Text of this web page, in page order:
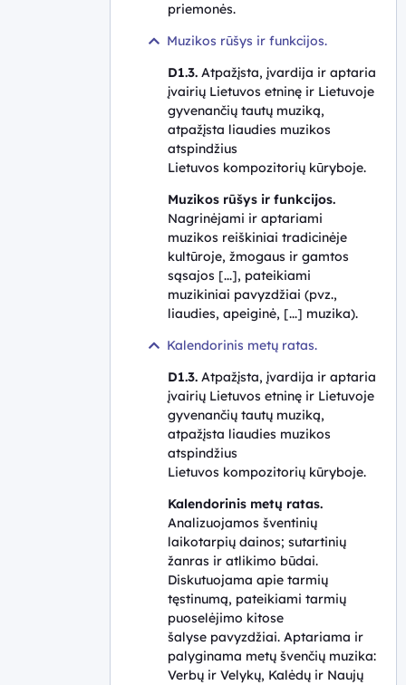
priemonės.
Muzikos rūšys ir funkcijos.
D1.3.Atpažįsta, įvardija ir aptaria
įvairių Lietuvos etninę ir Lietuvoje
gyvenančių tautų muziką,
atpažįsta liaudies muzikos
atspindžius
Lietuvos kompozitorių kūryboje.
Muzikos rūšys ir funkcijos.
Nagrinėjami ir aptariami
muzikos reiškiniai tradicinėje
kultūroje, žmogaus ir gamtos
sąsajos [...], pateikiami
muzikiniai pavyzdžiai (pvz.,
liaudies, apeiginė, [...] muzika).
Kalendorinis metų ratas.
D1.3. Atpažįsta, įvardija ir aptaria
įvairių Lietuvos etninę ir Lietuvoje
gyvenančių tautų muziką,
atpažįsta liaudies muzikos
atspindžius
Lietuvos kompozitorių kūryboje.
Kalendorinis metų ratas.
Analizuojamos šventinių
laikotarpių dainos; sutartinių
žanras ir atlikimo būdai.
Diskutuojama apie tarmių
tęstinumą, pateikiami tarmių
puoselėjimo kitose
šalyse pavyzdžiai. Aptariama ir
palyginama metų švenčių muzika:
Verbų ir Velykų, Kalėdų ir Naujų